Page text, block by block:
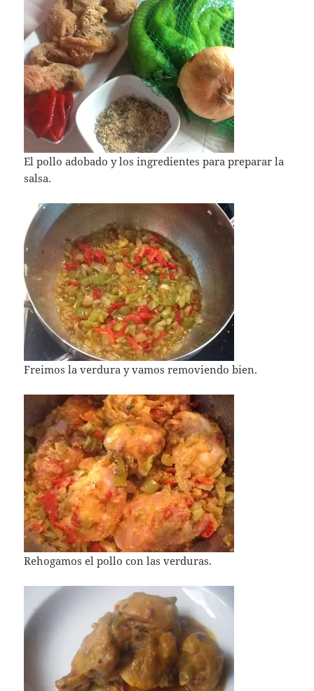
El pollo adobado y los ingredientes para preparar la
salsa.
Freimos la verdura y vamos removiendo bien.
Rehogamos el pollo con las verduras.